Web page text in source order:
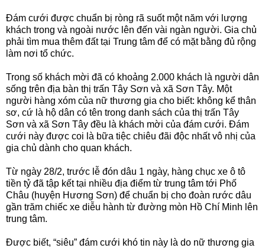
Đám cưới được chuẩn bị ròng rã suốt một năm với lượng
khách trong và ngoài nước lên đến vài ngàn người. Gia chủ
phải tìm mua thêm đất tại Trung tâm để có mặt bằng đủ rộng
làm nơi tổ chức.
Trong số khách mời đã có khoảng 2.000 khách là người dân
sống trên địa bàn thị trấn Tây Sơn và xã Sơn Tây. Một
người hàng xóm của nữ thương gia cho biết: không kể thân
sơ, cứ là hộ dân có tên trong danh sách của thị trấn Tây
Sơn và xã Sơn Tây đều là khách mời của đám cưới. Đám
cưới này được coi là bữa tiệc chiêu đãi độc nhất vô nhị của
gia chủ dành cho quan khách.
Từ ngày 28/2, trước lễ đón dâu 1 ngày, hàng chục xe ô tô
tiền tỷ đã tập kết tại nhiều địa điểm từ trung tâm tới Phố
Châu (huyện Hương Sơn) để chuẩn bị cho đoàn rước dâu
gần trăm chiếc xe diễu hành từ đường mòn Hồ Chí Minh lên
trung tâm.
Được biết, “siêu” đám cưới khó tin này là do nữ thương gia